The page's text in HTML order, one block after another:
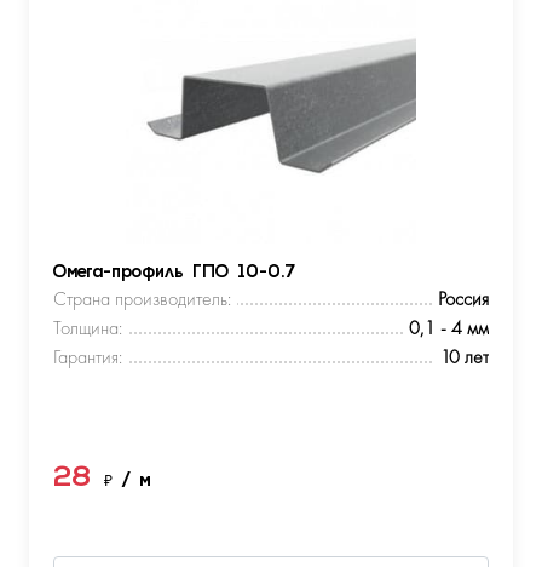
Омега-профиль ГПО 10-0.7
Страна производитель:
Россия
Толщина:
0,1 - 4 мм
Гарантия:
10 лет
28 ₽ / м